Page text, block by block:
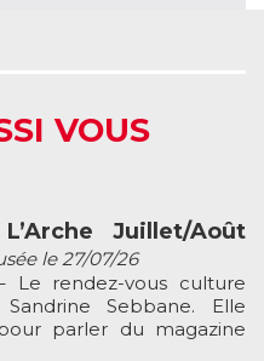
VOUS
Juillet/Août
le 27/07/26
Le rendez-vous culture
Sebbane. Elle
parler du magazine